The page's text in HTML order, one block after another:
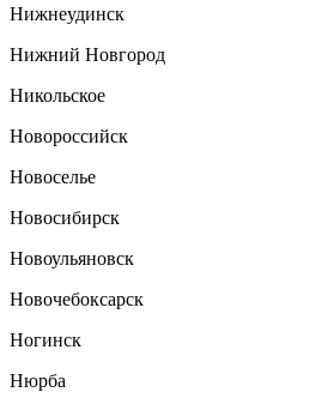
Нижнеудинск
Нижний Новгород
Никольское
Новороссийск
Новоселье
Новосибирск
Новоульяновск
Новочебоксарск
Ногинск
Нюрба